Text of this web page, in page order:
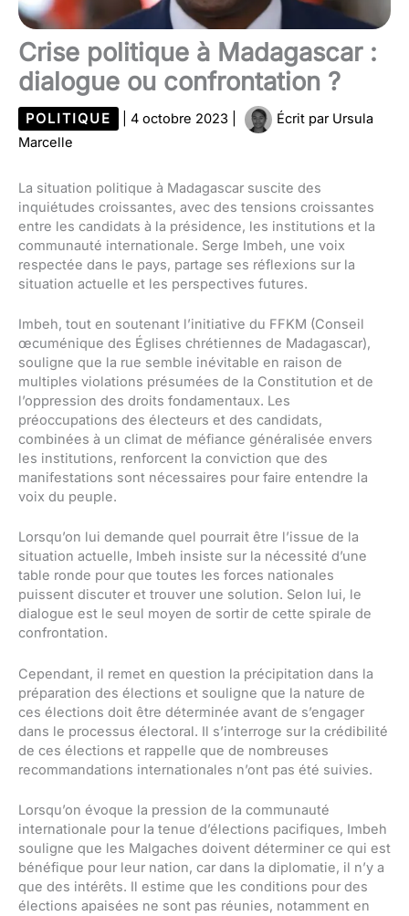
Crise politique à Madagascar :
dialogue ou confrontation ?
POLITIQUE 4 octobre 2023 Écrit par Ursula
Marcelle
La situation politique à Madagascar suscite des
inquiétudes croissantes, avec des tensions croissantes
entre les candidats à la présidence, les institutions et la
communauté internationale. Serge Imbeh, une voix
respectée dans le pays, partage ses réflexions sur la
situation actuelle et les perspectives futures.
Imbeh, tout en soutenant l’initiative du FFKM (Conseil
œcuménique des Églises chrétiennes de Madagascar),
souligne que la rue semble inévitable en raison de
multiples violations présumées de la Constitution et de
l’oppression des droits fondamentaux. Les
préoccupations des électeurs et des candidats,
combinées à un climat de méfiance généralisée envers
les institutions, renforcent la conviction que des
manifestations sont nécessaires pour faire entendre la
voix du peuple.
Lorsqu’on lui demande quel pourrait être l’issue de la
situation actuelle, Imbeh insiste sur la nécessité d’une
table ronde pour que toutes les forces nationales
puissent discuter et trouver une solution. Selon lui, le
dialogue est le seul moyen de sortir de cette spirale de
confrontation.
Cependant, il remet en question la précipitation dans la
préparation des élections et souligne que la nature de
ces élections doit être déterminée avant de s’engager
dans le processus électoral. Il s’interroge sur la crédibilité
de ces élections et rappelle que de nombreuses
recommandations internationales n’ont pas été suivies.
Lorsqu’on évoque la pression de la communauté
internationale pour la tenue d’élections pacifiques, Imbeh
souligne que les Malgaches doivent déterminer ce qui est
bénéfique pour leur nation, car dans la diplomatie, il n’y a
que des intérêts. Il estime que les conditions pour des
élections apaisées ne sont pas réunies, notamment en